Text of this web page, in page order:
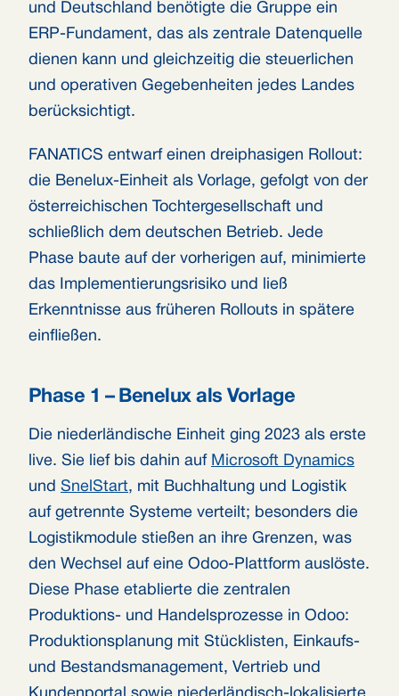
und Deutschland benötigte die Gruppe ein
ERP-Fundament, das als zentrale Datenquelle
dienen kann und gleichzeitig die steuerlichen
und operativen Gegebenheiten jedes Landes
berücksichtigt.
FANATICS entwarf einen dreiphasigen Rollout:
die Benelux-Einheit als Vorlage, gefolgt von der
österreichischen Tochtergesellschaft und
schließlich dem deutschen Betrieb. Jede
Phase baute auf der vorherigen auf, minimierte
das Implementierungsrisiko und ließ
Erkenntnisse aus früheren Rollouts in spätere
einfließen.
Phase 1 – Benelux als Vorlage
Die niederländische Einheit ging 2023 als erste
live. Sie lief bis dahin auf Microsoft Dynamics
und SnelStart, mit Buchhaltung und Logistik
auf getrennte Systeme verteilt; besonders die
Logistikmodule stießen an ihre Grenzen, was
den Wechsel auf eine Odoo-Plattform auslöste.
Diese Phase etablierte die zentralen
Produktions- und Handelsprozesse in Odoo:
Produktionsplanung mit Stücklisten, Einkaufs-
und Bestandsmanagement, Vertrieb und